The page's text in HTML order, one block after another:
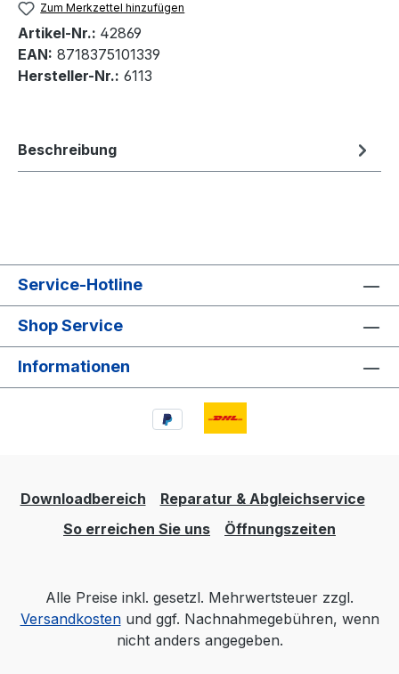
Zum Merkzettel hinzufügen
Artikel-Nr.: 42869
EAN: 8718375101339
Hersteller-Nr.: 6113
Beschreibung
Service-Hotline
Shop Service
Informationen
Downloadbereich
Reparatur & Abgleichservice
So erreichen Sie uns
Öffnungszeiten
Alle Preise inkl. gesetzl. Mehrwertsteuer zzgl.
Versandkostenund ggf. Nachnahmegebühren, wenn
nicht anders angegeben.